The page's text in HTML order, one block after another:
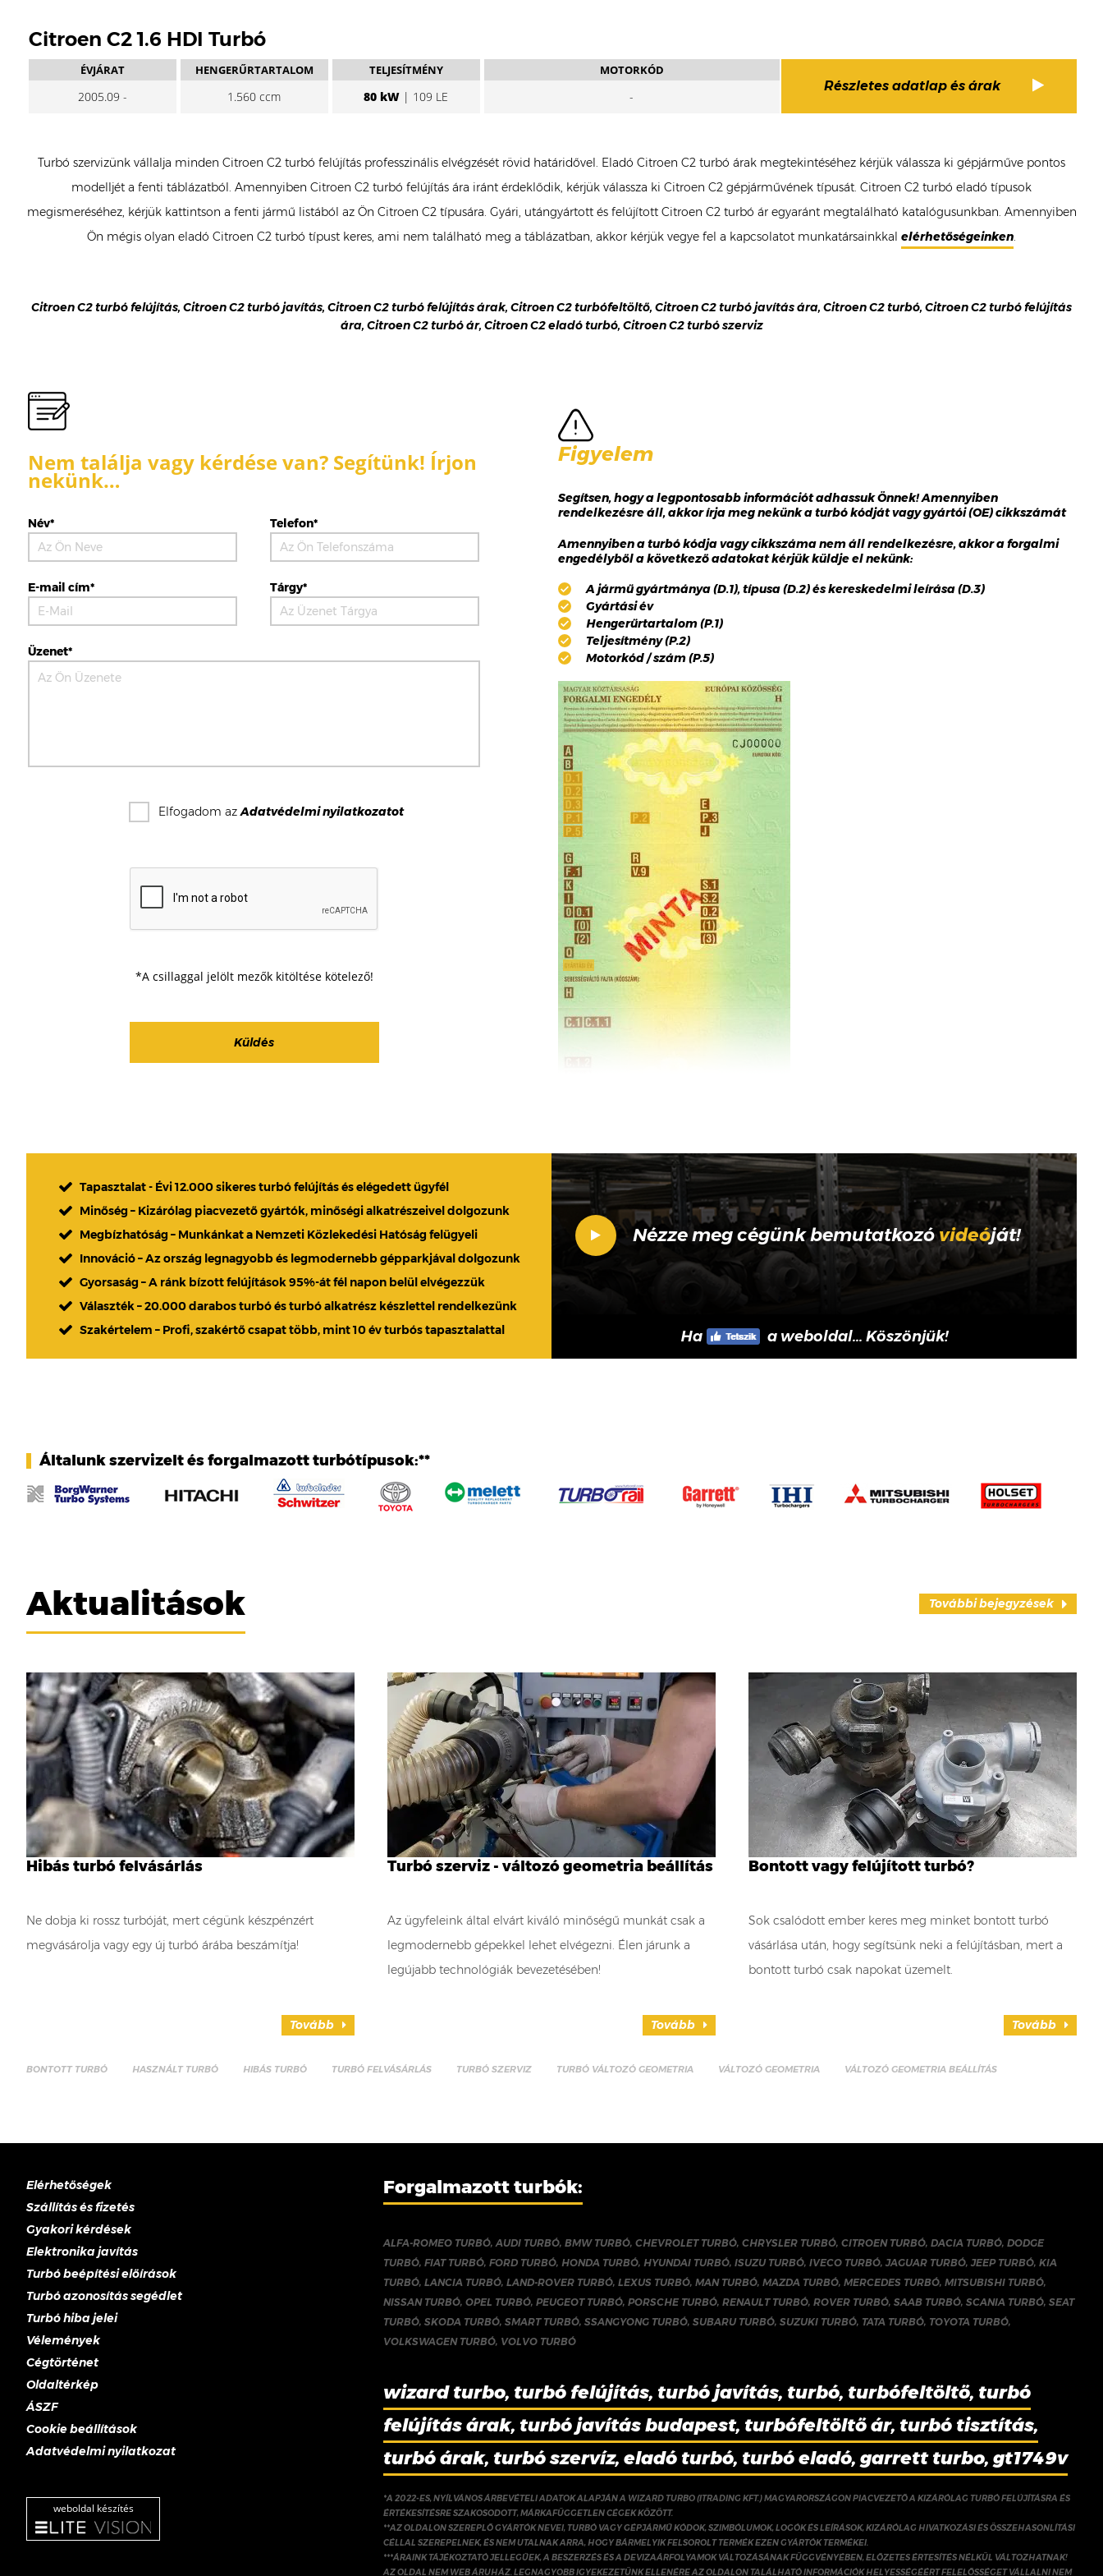
Citroen C2 1.6 HDI Turbó
ÉVJÁRAT
2005.09 -
HENGERŰRTARTALOM
1.560 ccm
TELJESÍTMÉNY
80 kW | 109 LE
MOTORKÓD
-
Részletes adatlap és árak
Turbó szervizünk vállalja minden Citroen C2 turbó felújítás professzinális elvégzését rövid határidővel. Eladó Citroen C2 turbó árak megtekintéséhez kérjük válassza ki gépjárműve pontos
modelljét a fenti táblázatból. Amennyiben Citroen C2 turbó felújítás ára iránt érdeklődik, kérjük válassza ki Citroen C2 gépjárművének típusát. Citroen C2 turbó eladó típusok
megismeréséhez, kérjük kattintson a fenti jármű listából az Ön Citroen C2 típusára. Gyári, utángyártott és felújított Citroen C2 turbó ár egyaránt megtalálható katalógusunkban. Amennyiben
Ön mégis olyan eladó Citroen C2 turbó típust keres, ami nem található meg a táblázatban, akkor kérjük vegye fel a kapcsolatot munkatársainkkal elérhetőségeinken.
Citroen C2 turbó felújítás, Citroen C2 turbó javítás, Citroen C2 turbó felújítás árak, Citroen C2 turbófeltöltő, Citroen C2 turbó javítás ára, Citroen C2 turbó, Citroen C2 turbó felújítás
ára, Citroen C2 turbó ár, Citroen C2 eladó turbó, Citroen C2 turbó szerviz
Nem találja vagy kérdése van? Segítünk! Írjon
nekünk…
Név* Telefon*
E-mail cím* Tárgy*
Üzenet*
Elfogadom azAdatvédelmi nyilatkozatot
*A csillaggal jelölt mezők kitöltése kötelező!
Figyelem
Segítsen, hogy a legpontosabb információt adhassuk Önnek! Amennyiben
rendelkezésre áll, akkor írja meg nekünk a turbó kódját vagy gyártói (OE) cikkszámát
Amennyiben a turbó kódja vagy cikkszáma nem áll rendelkezésre, akkor a forgalmi
engedélyből a következő adatokat kérjük küldje el nekünk:
A jármű gyártmánya (D.1), típusa (D.2) és kereskedelmi leírása (D.3)
Gyártási év
Hengerűrtartalom (P.1)
Teljesítmény (P.2)
Motorkód / szám (P.5)
Tapasztalat - Évi 12.000 sikeres turbó felújítás és elégedett ügyfél
Minőség – Kizárólag piacvezető gyártók, minőségi alkatrészeivel dolgozunk
Megbízhatóság – Munkánkat a Nemzeti Közlekedési Hatóság felügyeli
Innováció – Az ország legnagyobb és legmodernebb gépparkjával dolgozunk
Gyorsaság – A ránk bízott felújítások 95%-át fél napon belül elvégezzük
Választék – 20.000 darabos turbó és turbó alkatrész készlettel rendelkezünk
Szakértelem – Profi, szakértő csapat több, mint 10 év turbós tapasztalattal
Nézze meg cégünk bemutatkozóvideóját!
Ha a weboldal... Köszönjük!
Általunk szervizelt és forgalmazott turbótípusok:**
Aktualitások További bejegyzések
Hibás turbó felvásárlás
Ne dobja ki rossz turbóját, mert cégünk készpénzért
megvásárolja vagy egy új turbó árába beszámítja!
Tovább
Turbó szerviz - változó geometria beállítás
Az ügyfeleink által elvárt kiváló minőségű munkát csak a
legmodernebb gépekkel lehet elvégezni. Élen járunk a
legújabb technológiák bevezetésében!
Tovább
Bontott vagy felújított turbó?
Sok csalódott ember keres meg minket bontott turbó
vásárlása után, hogy segítsünk neki a felújításban, mert a
bontott turbó csak napokat üzemelt.
Tovább
BONTOTT TURBÓ HASZNÁLT TURBÓ HIBÁS TURBÓ TURBÓ FELVÁSÁRLÁS TURBÓ SZERVIZ TURBÓ VÁLTOZÓ GEOMETRIA VÁLTOZÓ GEOMETRIA VÁLTOZÓ GEOMETRIA BEÁLLÍTÁS
Elérhetőségek
Szállítás és fizetés
Gyakori kérdések
Elektronika javítás
Turbó beépítési előírások
Turbó azonosítás segédlet
Turbó hiba jelei
Vélemények
Cégtörténet
Oldaltérkép
ÁSZF
Cookie beállítások
Adatvédelmi nyilatkozat
weboldal készítés
Forgalmazott turbók:
ALFA-ROMEO TURBÓ,AUDI TURBÓ, BMW TURBÓ, CHEVROLET TURBÓ, CHRYSLER TURBÓ, CITROEN TURBÓ, DACIA TURBÓ, DODGE
TURBÓ, FIAT TURBÓ, FORD TURBÓ, HONDA TURBÓ, HYUNDAI TURBÓ, ISUZU TURBÓ, IVECO TURBÓ, JAGUAR TURBÓ, JEEP TURBÓ, KIA
TURBÓ, LANCIA TURBÓ, LAND-ROVER TURBÓ, LEXUS TURBÓ, MAN TURBÓ, MAZDA TURBÓ, MERCEDES TURBÓ, MITSUBISHI TURBÓ,
NISSAN TURBÓ, OPEL TURBÓ, PEUGEOT TURBÓ, PORSCHE TURBÓ, RENAULT TURBÓ, ROVER TURBÓ, SAAB TURBÓ, SCANIA TURBÓ, SEAT
TURBÓ, SKODA TURBÓ, SMART TURBÓ, SSANGYONG TURBÓ, SUBARU TURBÓ, SUZUKI TURBÓ, TATA TURBÓ, TOYOTA TURBÓ,
VOLKSWAGEN TURBÓ, VOLVO TURBÓ
wizard turbo, turbó felújítás, turbó javítás, turbó, turbófeltöltő, turbó
felújítás árak, turbó javítás budapest, turbófeltöltő ár, turbó tisztítás,
turbó árak, turbó szervíz, eladó turbó, turbó eladó, garrett turbo, gt1749v
*A 2022-ES, NYÍLVÁNOS ÁRBEVÉTELI ADATOK ALAPJÁN A WIZARD TURBO (ITRADING KFT.) MAGYARORSZÁGON PIACVEZETŐ A KIZÁRÓLAG TURBÓ FELÚJÍTÁSRA ÉS
ÉRTÉKESÍTÉSRE SZAKOSODOTT, MÁRKAFÜGGETLEN CÉGEK KÖZÖTT.
**AZ OLDALON SZEREPLŐ GYÁRTÓK NEVEI, TURBÓ VAGY GÉPJÁRMŰ KÓDOK, SZIMBÓLUMOK, LOGÓK ÉS LEÍRÁSOK, KIZÁRÓLAG HIVATKOZÁSI ÉS ÖSSZEHASONLÍTÁSI
CÉLLAL SZEREPELNEK, ÉS NEM UTALNAK ARRA, HOGY BÁRMELYIK FELSOROLT TERMÉK EZEN GYÁRTÓK TERMÉKEI.
***ÁRAINK TÁJÉKOZTATÓ JELLEGŰEK, A BESZERZÉS ÉS A DEVIZAÁRFOLYAMOK VÁLTOZÁSÁNAK FÜGGVÉNYÉBEN, ELŐZETES ÉRTESÍTÉS NÉLKÜL VÁLTOZHATNAK!
AZ OLDAL NEM WEB ÁRUHÁZ. LEGNAGYOBB IGYEKEZETÜNK ELLENÉRE AZ OLDALON TALÁLHATÓ INFORMÁCIÓK HELYESSÉGÉÉRT FELELŐSSÉGET VÁLLALNI NEM